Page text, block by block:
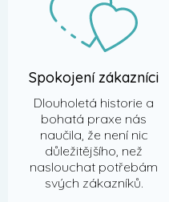
Spokojení zákazníci
Dlouholetá historie a
bohatá praxe nás
naučila, že není nic
důležitějšího, než
naslouchat potřebám
svých zákazníků.